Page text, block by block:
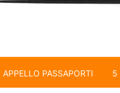
APPELLO PASSAPORTI 5